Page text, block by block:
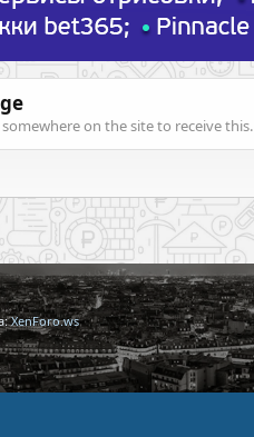
somewhere on the site to receive this.
XenForo.ws